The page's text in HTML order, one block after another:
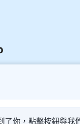
了你，點擊按鈕與我